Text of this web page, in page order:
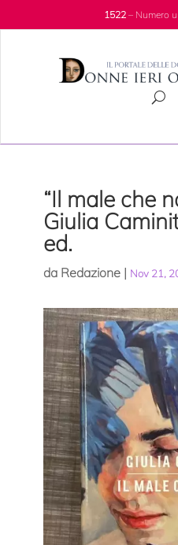
1522– Numero
“Il male che
Giulia
ed.
da Redazione| Nov 21,